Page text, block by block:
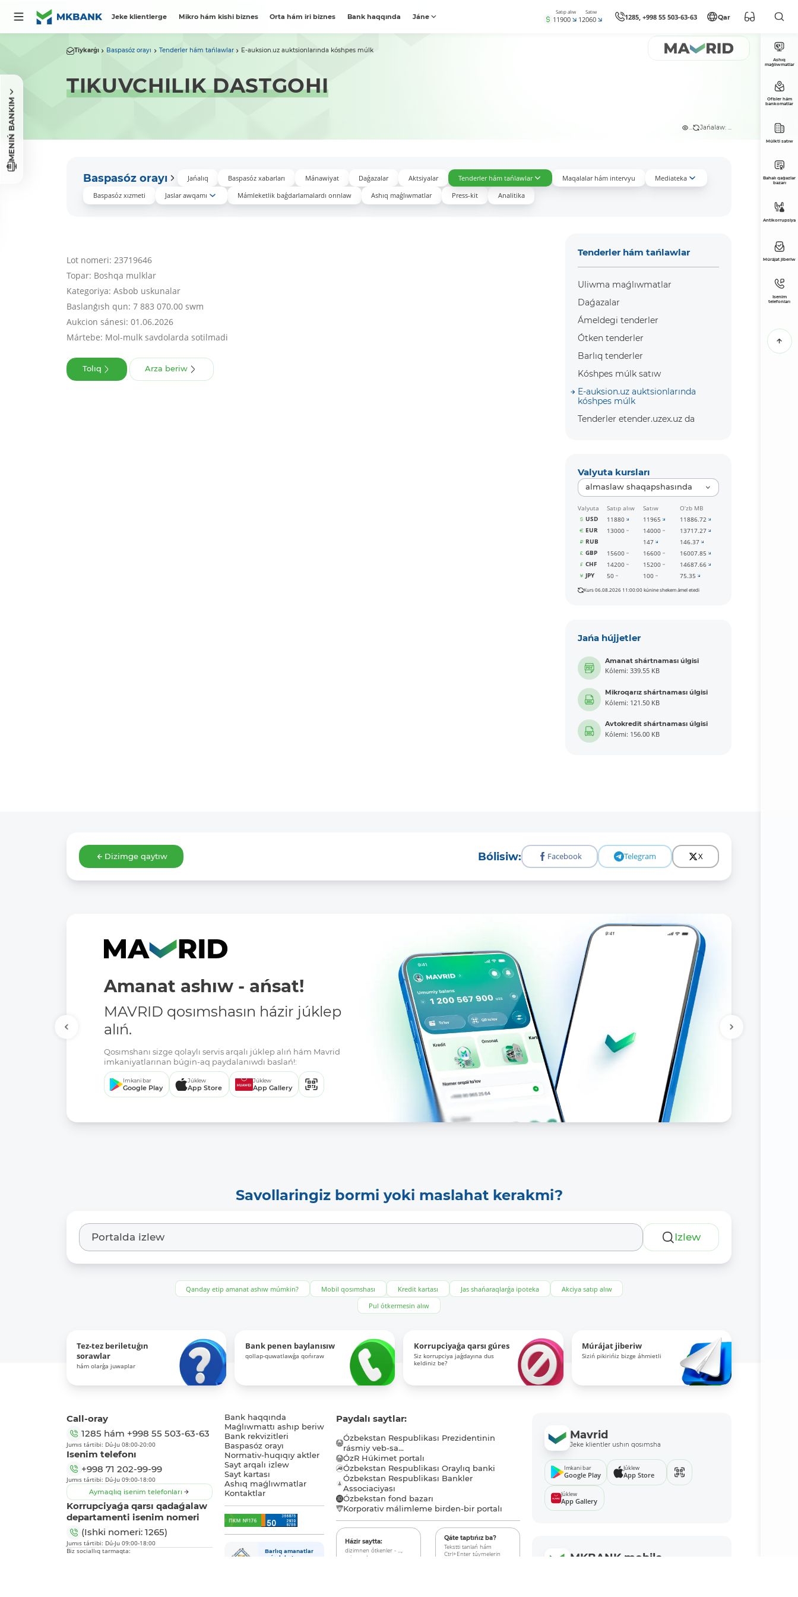
Jeke klientlerge Mikro hám kishi biznes Orta hám iri biznes Bank haqqında Jáne
Satıp alıw
11900
Satıw
12060 1285, +998 55 503-63-63 Qar
MENIŃ BANKIM
Tiykarǵı Baspasóz orayı Tenderler hám tańlawlar E-auksion.uz auktsionlarında kóshpes múlk
TIKUVCHILIK DASTGOHI
... Jańalaw: ...
Baspasóz orayı Jańalıq Baspasóz xabarları Mánawiyat Daǵazalar Aktsiyalar Tenderler hám tańlawlar Maqalalar hám intervyu
Mediateka
Baspasóz xızmeti
Jaslar awqamı Mámleketlik baǵdarlamalardı orınlaw Ashıq maǵlıwmatlar Press-kit Analitika
Lot nomeri: 23719646
Topar: Boshqa mulklar
Kategoriya: Asbob uskunalar
Baslanǵısh qun: 7 883 070.00 swm
Aukcion sánesi: 01.06.2026
Mártebe: Mol-mulk savdolarda sotilmadi
Tolıq Arza beriw
Tenderler hám tańlawlar
Uliwma maǵlıwmatlar
Daǵazalar
Ámeldegi tenderler
Ótken tenderler
Barlıq tenderler
Kóshpes múlk satıw
E-auksion.uz auktsionlarında
kóshpes múlk
Tenderler etender.uzex.uz da
Valyuta kursları
almaslaw shaqapshasında
Valyuta Satıp alıw Satıw
O‘zb MB
USD
11880 11965
11886.72
EUR
13000 14000
13717.27
RUB
147
146.37
GBP
15600 16600
16007.85
CHF
14200 15200
14687.66
JPY
50 100 75.35
Kurs 06.08.2026 11:00:00 kúnine shekem ámel etedi
Jańa hújjetler
Amanat shártnaması úlgisi
Kólemi: 339.55 KB
Mikroqarız shártnaması úlgisi
Kólemi: 121.50 KB
Avtokredit shártnaması úlgisi
Kólemi: 156.00 KB
Dizimge qaytıw Bólisiw: Facebook Telegram X
Amanat ashıw - ańsat!
MAVRID qosımshasın házir júklep
alıń.
Qosımshanı sizge qolaylı servis arqalı júklep alıń hám Mavrid
imkaniyatlarınan búgin-aq paydalanıwdı baslań!:
Imkani bar
Google Play
Júklew
App Store
Júklew
App Gallery
Savollaringiz bormi yoki maslahat kerakmi?
Izlew
Qanday etip amanat ashıw múmkin? Mobil qosımshası Kredit kartası Jas shańaraqlarǵa ipoteka
Akciya satıp alıw
Pul ótkermesin alıw
Tez-tez beriletuǵın
sorawlar
hám olarǵa juwaplar
Bank penen baylanısıw
qollap-quwatlawǵa qońıraw
Korrupciyaǵa qarsı gúres
Siz korrupciya jaǵdayına dus
keldiniz be?
Múrájat jiberiw
Siziń pikirińiz bizge áhmietli
Ashıq
maǵlıwmatlar
Ofisler hám
bankomatlar
Múlkti satıw
Bahalı qaǵazlar
bazarı
Antikorrupsiya
Múrájat jiberiw
Isenim
telefonları
Call-oray
1285 hám +998 55 503-63-63
Jumıs tártibi: Dú-Ju 08:00-20:00
Isenim telefonı
+998 71 202-99-99
Jumıs tártibi: Dú-Ju 09:00-18:00
Aymaqlıq isenim telefonları
Korrupciyaǵa qarsı qadaǵalaw
departamenti isenim nomeri
(Ishki nomeri: 1265)
Jumıs tártibi: Dú-Ju 09:00-18:00
Biz sociallıq tarmaqta:
Bank haqqında
Maǵlıwmattı ashıp beriw
Bank rekvizitleri
Baspasóz orayı
Normativ-huqıqıy aktler
Sayt arqalı izlew
Sayt kartası
Ashıq maǵlıwmatlar
Kontaktlar
Barlıq amanatlar
mámleket
Paydalı saytlar:
Ózbekstan Respublikası Prezidentinin
rásmiy veb-sa...
ÓzR Húkimet portalı
Ózbekstan Respublikası Oraylıq banki
Ózbekstan Respublikası Bankler
Associaciyası
Ózbekstan fond bazarı
Korporativ málimleme birden-bir portalı
Házir saytta:
dizimnen ótkenler - ...,
miymanlar - ...
Qáte taptıńız ba?
Tekstti tanlań hám
Ctrl+Enter túymelerin
Mavrid
Jeke klientler ushın qosımsha
Imkani bar
Google Play
Júklew
App Store
Júklew
App Gallery
MKBANK mobile